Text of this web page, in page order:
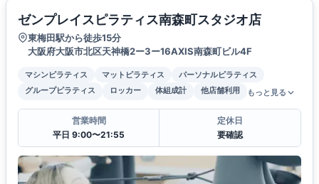
ゼンプレイスピラティス南森町スタジオ店
東梅田駅から徒歩15分
大阪府大阪市北区天神橋2ー3ー16AXIS南森町ビル4F
マシンピラティス マットピラティス
パーソナルピラティス
グループピラティス
ロッカー 体組成計 他店舗利用 もっと見る
営業時間
平日 9:00〜21:55
定休日
要確認